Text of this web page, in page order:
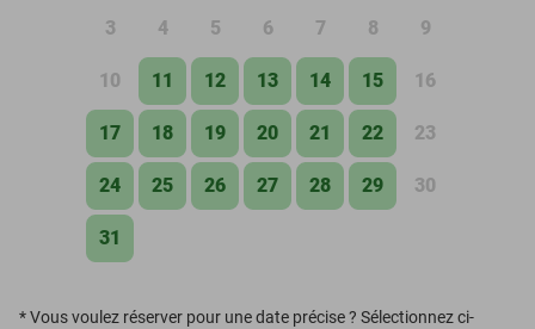
3 4 5 6 7 8 9
10 11 12 13 14 15 16
17 18 19 20 21 22 23
24 25 26 27 28 29 30
31
*Vous voulez réserver pour une date précise ? Sélectionnez ci-